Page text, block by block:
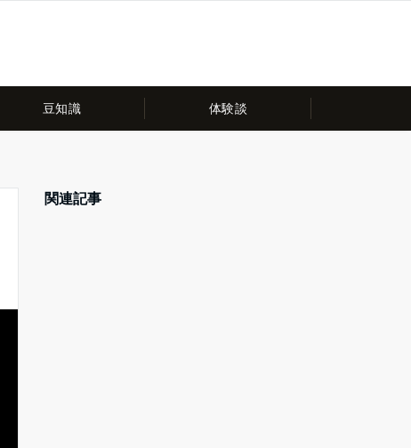
豆知識 体験談
関連記事